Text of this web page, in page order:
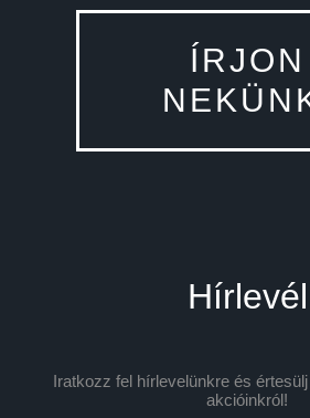
ÍRJON
Hírlevél
Iratkozz fel hírlevelünkre és
akcióinkról!